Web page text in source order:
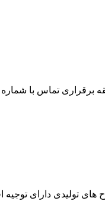
طرح های تولیدی دارای